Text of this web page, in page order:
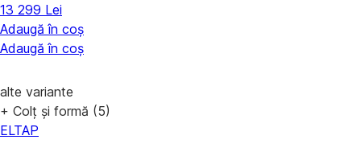
13 299 Lei
Adaugă în coș
Adaugă în coș
alte variante
+ Colț și formă (5)
ELTAP